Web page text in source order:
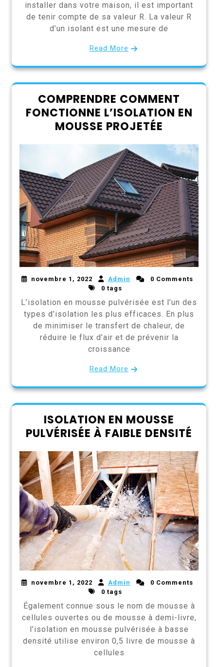
installer dans votre maison, il est important
de tenir compte de sa valeur R. La valeur R
d’un isolant est une mesure de
Read More
COMPRENDRE COMMENT
FONCTIONNE L’ISOLATION EN
MOUSSE PROJETÉE
novembre 1, 2022 Admin
0 Comments
0 tags
L’isolation en mousse pulvérisée est l’un des
types d’isolation les plus efficaces. En plus
de minimiser le transfert de chaleur, de
réduire le flux d’air et de prévenir la
croissance
Read More
ISOLATION EN MOUSSE
PULVÉRISÉE À FAIBLE DENSITÉ
novembre 1, 2022 Admin
0 Comments
0 tags
Également connue sous le nom de mousse à
cellules ouvertes ou de mousse à demi-livre,
l’isolation en mousse pulvérisée à basse
densité utilise environ 0,5 livre de mousse à
cellules